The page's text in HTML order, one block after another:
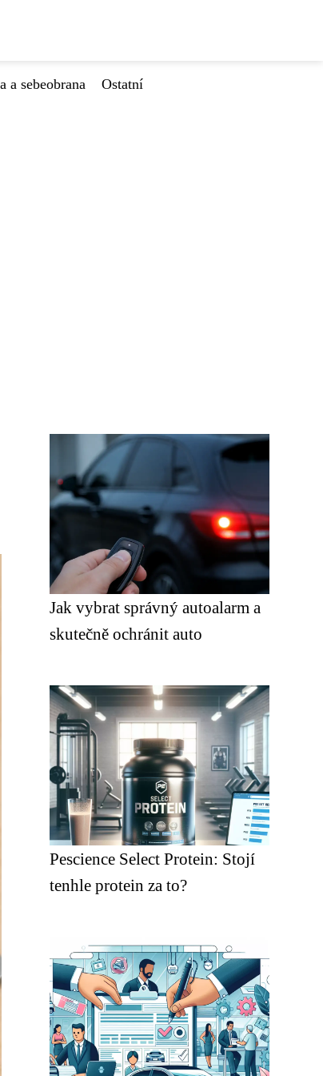
a sebeobrana
Ostatní
Jak vybrat správný autoalarm a
skutečně ochránit auto
Pescience Select Protein: Stojí
tenhle protein za to?